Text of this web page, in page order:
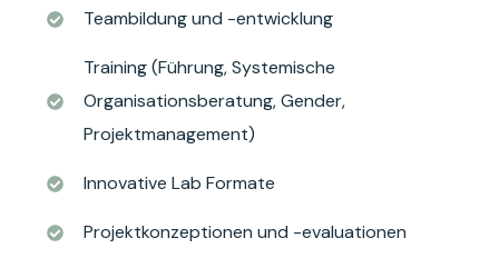
Teambildung und -entwicklung
Training (Führung, Systemische
Organisationsberatung, Gender,
Projektmanagement)
Innovative Lab Formate
Projektkonzeptionen und -evaluationen